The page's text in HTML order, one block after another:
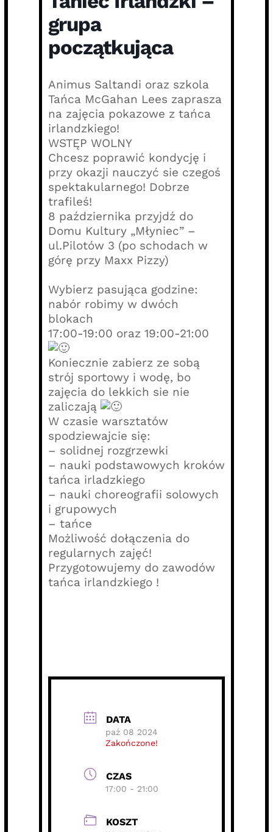
grupa
początkująca
Animus Saltandi oraz szkola
Tańca McGahan Lees zaprasza
na zajęcia pokazowe z tańca
irlandzkiego!
WSTĘP WOLNY
Chcesz poprawić kondycję i
przy okazji nauczyć sie czegoś
spektakularnego! Dobrze
trafileś!
8 października przyjdź do
Domu Kultury „Młyniec” –
ul.Pilotów 3 (po schodach w
górę przy Maxx Pizzy)
Wybierz pasująca godzine:
nabór robimy w dwóch
blokach
17:00-19:00 oraz 19:00-21:00
Koniecznie zabierz ze sobą
strój sportowy i wodę, bo
zajęcia do lekkich sie nie
zaliczają
W czasie warsztatów
spodziewajcie się:
– solidnej rozgrzewki
– nauki podstawowych kroków
tańca irladzkiego
– nauki choreografii solowych
i grupowych
– tańce
Możliwość dołączenia do
regularnych zajęć!
Przygotowujemy do zawodów
tańca irlandzkiego !
DATA
paź 08 2024
Zakończone!
CZAS
17:00 - 21:00
KOSZT